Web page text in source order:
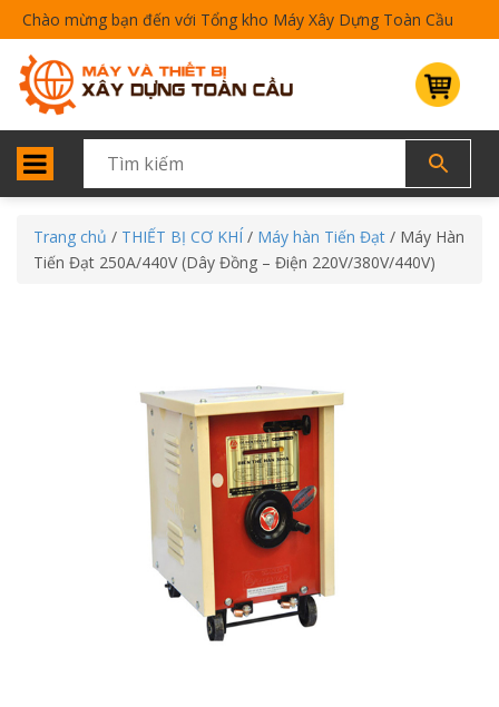
Chào mừng bạn đến với Tổng kho Máy Xây Dựng Toàn Cầu
Trang chủ / THIẾT BỊ CƠ KHÍ / Máy hàn Tiến Đạt / Máy Hàn
Tiến Đạt 250A/440V (Dây Đồng – Điện 220V/380V/440V)